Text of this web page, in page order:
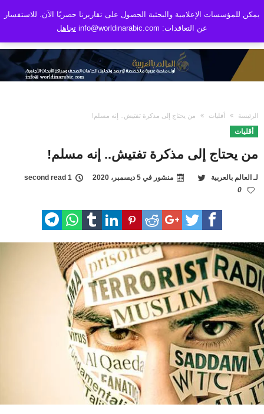
الرئيسة أقليات من يحتاج إلى مذكرة تفتيش.. إنه مسلم!
أقليات
من يحتاج إلى مذكرة تفتيش.. إنه مسلم!
لـ العالم بالعربية منشور في 5 ديسمبر، 2020
1 second read
0
يمكن للمؤسسات الإعلامية والبحثية الحصول على تقاريرنا حصريًا الآن. للاستفسار
عن التعاقدات: info@worldinarabic.com
تجاهل